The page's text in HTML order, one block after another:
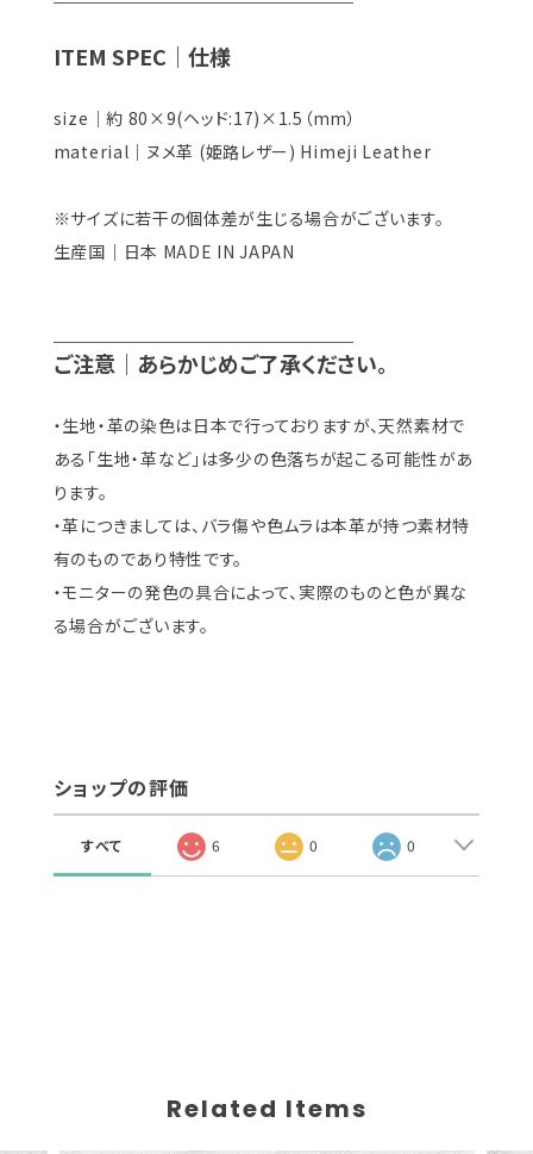
ITEM SPEC｜仕様
size｜約 80×9(ヘッド:17)×1.5（mm）
material｜ヌメ革 (姫路レザー) Himeji Leather
※サイズに若干の個体差が生じる場合がございます。
生産国｜日本 MADE IN JAPAN
ご注意｜あらかじめご了承ください。
・生地・革の染色は日本で行っておりますが、天然素材で
ある「生地・革など」は多少の色落ちが起こる可能性があ
ります。
・革につきましては、バラ傷や色ムラは本革が持つ素材特
有のものであり特性です。
・モニターの発色の具合によって、実際のものと色が異な
る場合がございます。
ショップの評価
すべて 6 0 0
Related Items